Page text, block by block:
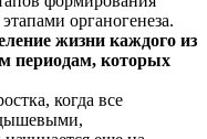
органогенеза.
жизни каждого из
периодам, которых
когда все